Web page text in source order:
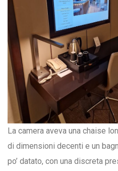
La camera aveva una chaise
di dimensioni decenti e un
po’ datato, con una discreta